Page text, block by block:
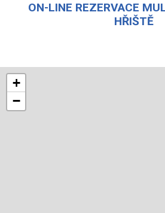
ON-LINE REZERVACE
HŘIŠTĚ
+
−